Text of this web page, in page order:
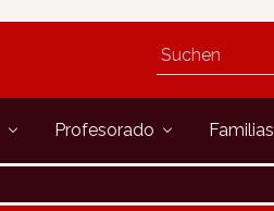
Profesorado Familias